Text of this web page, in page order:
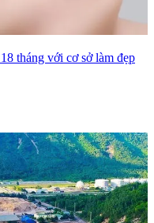
tháng với cơ sở làm đẹp